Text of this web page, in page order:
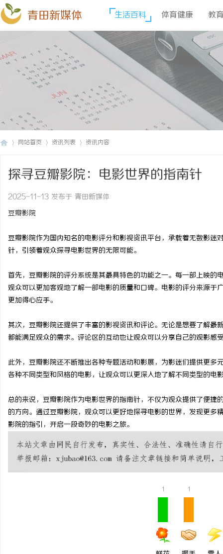
青田新媒体 生活百科 体育健康 教
网站首页 资讯列表 资讯内容
探寻豆瓣影院：电影世界的指南针
2025-11-13 发布于 青田新媒体
豆瓣影院
豆瓣影院作为国内知名的电影评分和影视资讯平台，承载着无数影
针，引领着观众探寻电影世界的无限可能。
首先，豆瓣影院的评分系统是其最具特色的功能之一。每一部上映
观众可以更加客观地了解一部电影的质量和口碑。电影的评分来源
更加得心应手。
其次，豆瓣影院还提供了丰富的影视资讯和评论。无论是想要了解
都能满足观众的需求。评论区的互动也让观众可以分享自己的观影感
此外，豆瓣影院还不断推出各种专题活动和影展，为影迷们提供更
各种不同类型和风格的电影，让观众可以更深入地了解不同类型的电
总的来说，豆瓣影院作为电影世界的指南针，不仅为观众提供了便
的方向。通过豆瓣影院，观众可以更好地探寻电影的世界，发现更
影院的指引，开启一段奇妙的电影之旅。
1 1
探寻青鸟影视：数字时